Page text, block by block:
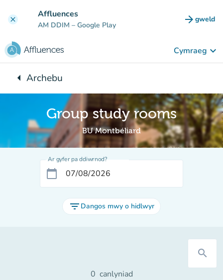
clear Affluences
AM DDIM – Google Play arrow_forward gweld
(tab
Cymraeg keyboard_arrow_down
arrow_leftYn ôl i:
Archebu
Group study rooms
BU Montbéliard
Ar gyfer pa ddiwrnod?
calendar_today
filter_list Dangos mwy o hidlwyr
search
0 canlyniad